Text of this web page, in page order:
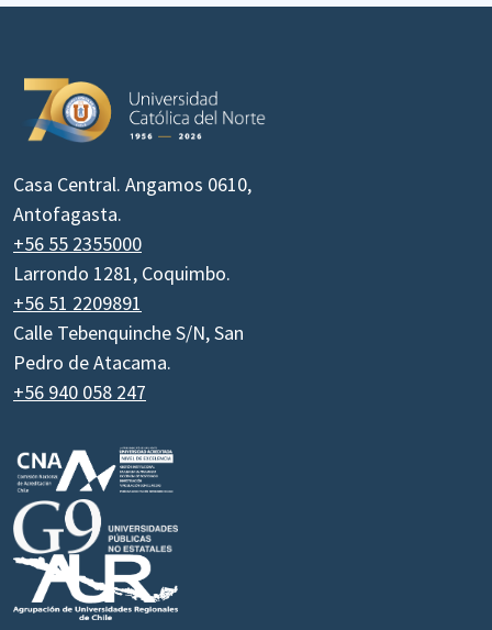
Casa Central. Angamos 0610,
Antofagasta.
+56 55 2355000
Larrondo 1281, Coquimbo.
+56 51 2209891
Calle Tebenquinche S/N, San
Pedro de Atacama.
+56 940 058 247